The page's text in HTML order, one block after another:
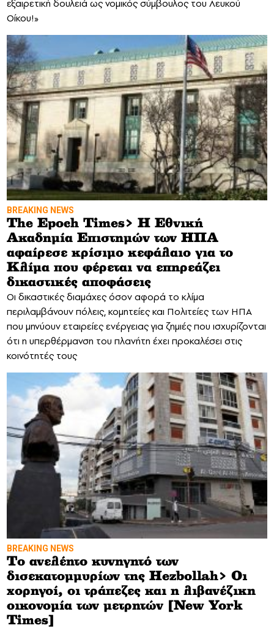
εξαιρετική δουλειά ως νομικός σύμβουλος του Λευκού
Οίκου!»
BREAKING NEWS
The Epoch Times> Η Εθνική
Ακαδημία Επιστημών των ΗΠΑ
αφαίρεσε κρίσιμο κεφάλαιο για το
Κλίμα που φέρεται να επηρεάζει
δικαστικές αποφάσεις
Οι δικαστικές διαμάχες όσον αφορά το κλίμα
περιλαμβάνουν πόλεις, κομητείες και Πολιτείες των ΗΠΑ
που μηνύουν εταιρείες ενέργειας για ζημιές που ισχυρίζονται
ότι η υπερθέρμανση του πλανήτη έχει προκαλέσει στις
κοινότητές τους
BREAKING NEWS
Tο ανελέητο κυνηγητό των
δισεκατομμυρίων της Hezbollah> Οι
χορηγοί, οι τράπεζες και η λιβανέζικη
οικονομία των μετρητών [New York
Times]